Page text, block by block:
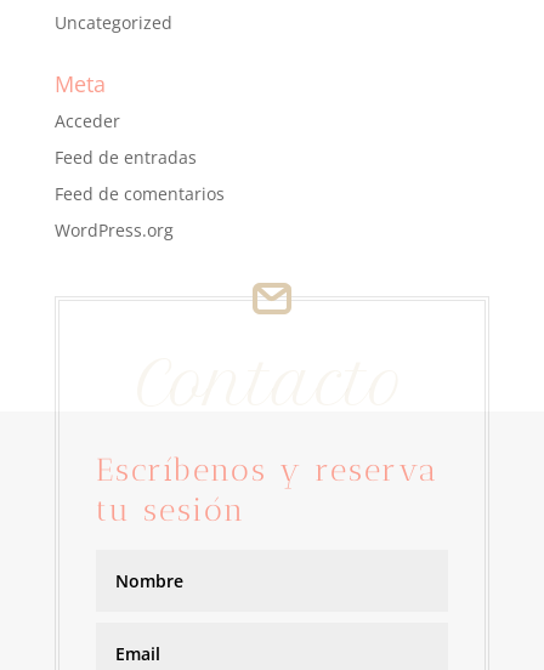
Uncategorized
Meta
Acceder
Feed de entradas
Feed de comentarios
WordPress.org
Contacto
Escríbenos y reserva
tu sesión